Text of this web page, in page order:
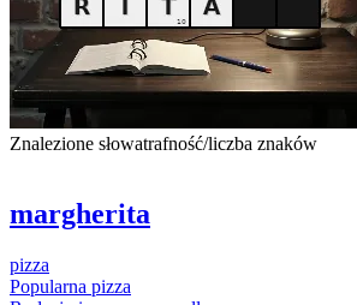
Znalezione słowatrafność/liczba znaków
margherita
pizza
Popularna pizza